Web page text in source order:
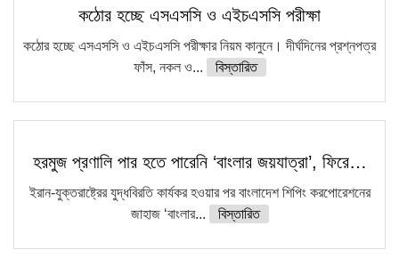
কঠোর হচ্ছে এসএসসি ও এইচএসসি পরীক্ষা
কঠোর হচ্ছে এসএসসি ও এইচএসসি পরীক্ষার নিয়ম কানুনে। দীর্ঘদিনের প্রশ্নপত্র
ফাঁস, নকল ও...
বিস্তারিত
হরমুজ প্রণালি পার হতে পারেনি ‘বাংলার জয়যাত্রা’, ফিরে…
ইরান-যুক্তরাষ্ট্রের যুদ্ধবিরতি কার্যকর হওয়ার পর বাংলাদেশ শিপিং করপোরেশনের
জাহাজ ‘বাংলার...
বিস্তারিত